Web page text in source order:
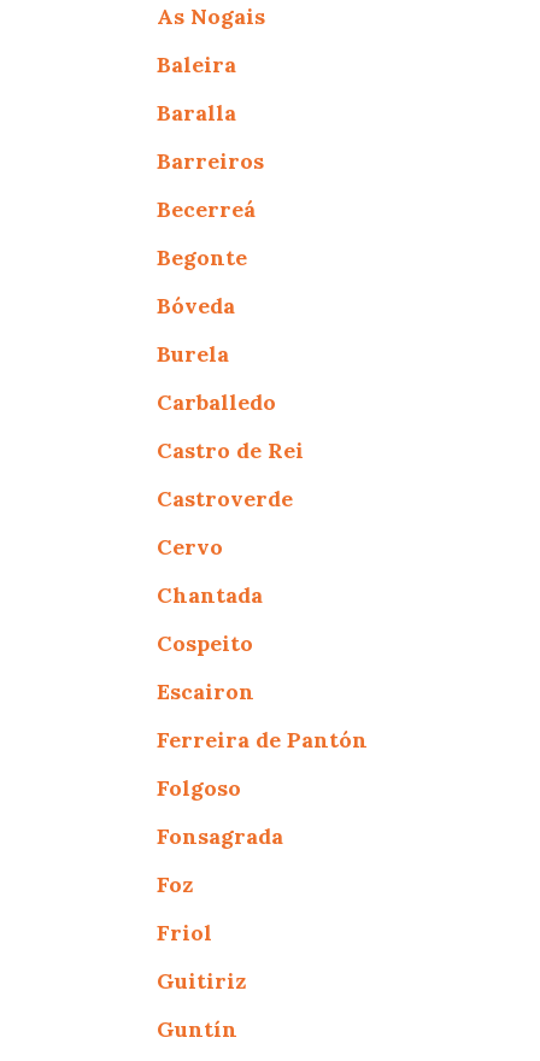
As Nogais
Baleira
Baralla
Barreiros
Becerreá
Begonte
Bóveda
Burela
Carballedo
Castro de Rei
Castroverde
Cervo
Chantada
Cospeito
Escairon
Ferreira de Pantón
Folgoso
Fonsagrada
Foz
Friol
Guitiriz
Guntín